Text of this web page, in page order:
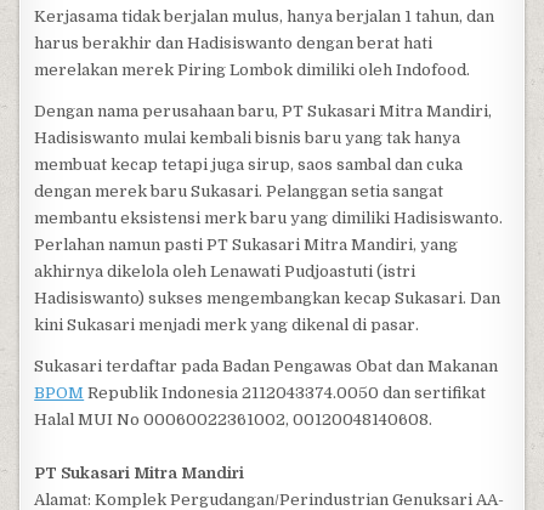
Kerjasama tidak berjalan mulus, hanya berjalan 1 tahun, dan
harus berakhir dan Hadisiswanto dengan berat hati
merelakan merek Piring Lombok dimiliki oleh Indofood.
Dengan nama perusahaan baru, PT Sukasari Mitra Mandiri,
Hadisiswanto mulai kembali bisnis baru yang tak hanya
membuat kecap tetapi juga sirup, saos sambal dan cuka
dengan merek baru Sukasari. Pelanggan setia sangat
membantu eksistensi merk baru yang dimiliki Hadisiswanto.
Perlahan namun pasti PT Sukasari Mitra Mandiri, yang
akhirnya dikelola oleh Lenawati Pudjoastuti (istri
Hadisiswanto) sukses mengembangkan kecap Sukasari. Dan
kini Sukasari menjadi merk yang dikenal di pasar.
Sukasari terdaftar pada Badan Pengawas Obat dan Makanan
BPOM Republik Indonesia 2112043374.0050 dan sertifikat
Halal MUI No 00060022361002, 00120048140608.
PT Sukasari Mitra Mandiri
Alamat: Komplek Pergudangan/Perindustrian Genuksari AA-